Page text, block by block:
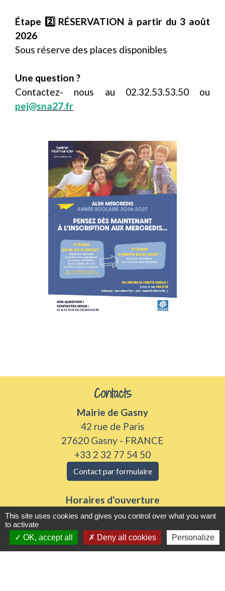
Étape 2️⃣ RÉSERVATION à partir du 3 août
2026
Sous réserve des places disponibles
Une question ?
Contactez- nous au 02.32.53.53.50 ou
pej@sna27.fr
Contacts
Mairie de Gasny
42 rue de Paris
27620 Gasny - FRANCE
+33 2 32 77 54 50
Contact par formulaire
Horaires d'ouverture
Du lundi au vendredi de 8h30 à 12h et 13h30 à
17h30
Samedi 8h30 à 12h
This site uses cookies and gives you control over what you want
to activate
OK, accept all
Deny all cookies Personalize